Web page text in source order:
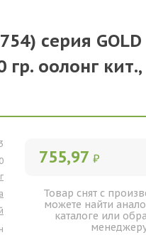
серия
оолонг
755,97 ₽
Товар снят с
можете найти
каталоге или